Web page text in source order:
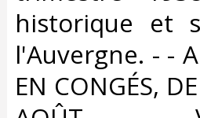
historique et
l'Auvergne. - -
EN CONGÉS,